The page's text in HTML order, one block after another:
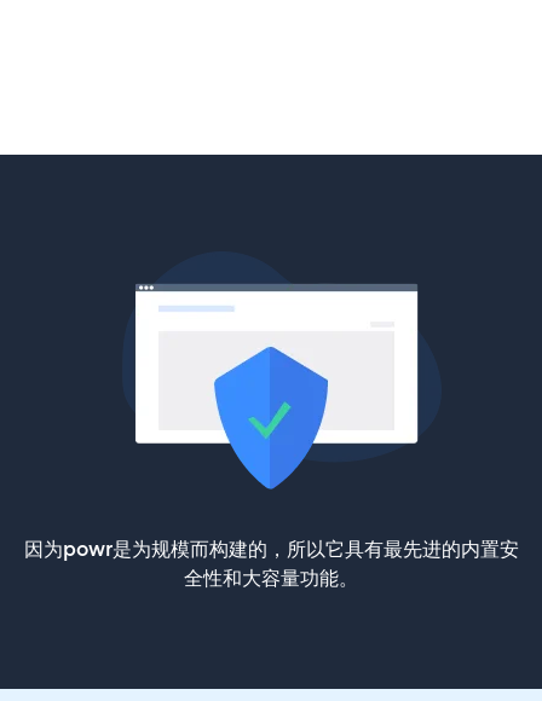
因为powr是为规模而构建的，所以它具有最先进的内置安
全性和大容量功能。